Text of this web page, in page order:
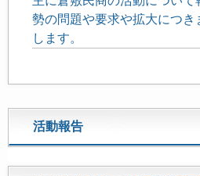
勢の問題や要求や拡大につき
します。
活動報告